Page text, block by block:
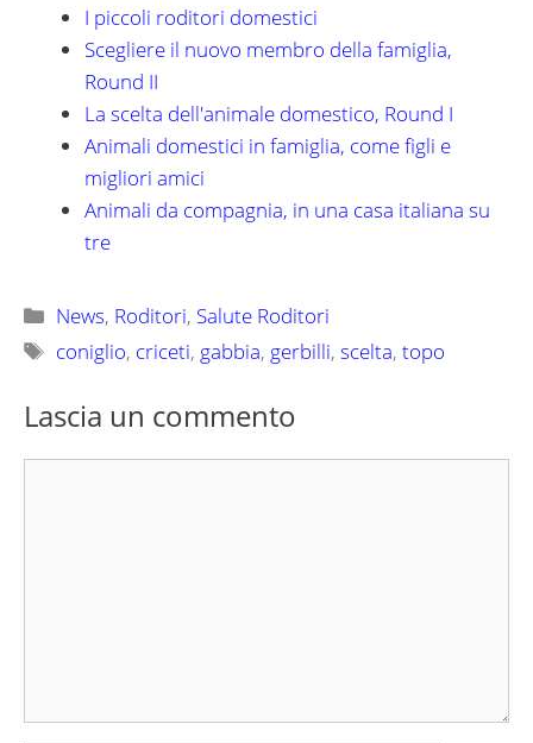
I piccoli roditori domestici
Scegliere il nuovo membro della famiglia,
Round II
La scelta dell'animale domestico, Round I
Animali domestici in famiglia, come figli e
migliori amici
Animali da compagnia, in una casa italiana su
tre
Categorie
News, Roditori, Salute Roditori
Tag
coniglio, criceti, gabbia, gerbilli,scelta,topo
Lascia un commento